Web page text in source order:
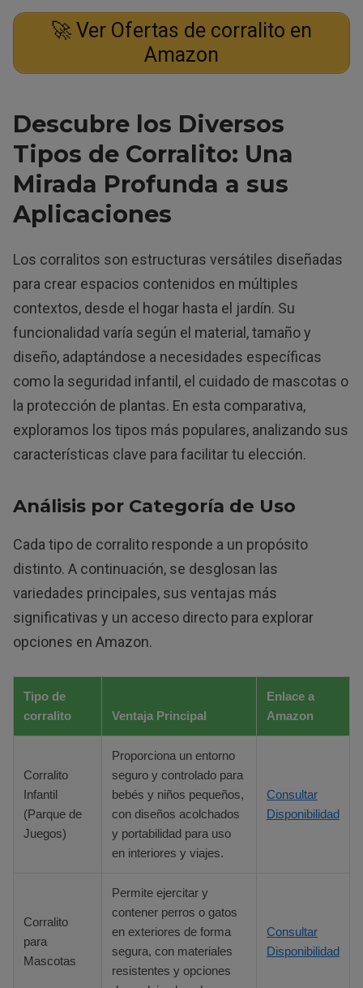
🚀 Ver Ofertas de corralito en
Amazon
Descubre los Diversos
Tipos de Corralito: Una
Mirada Profunda a sus
Aplicaciones
Los corralitos son estructuras versátiles diseñadas
para crear espacios contenidos en múltiples
contextos, desde el hogar hasta el jardín. Su
funcionalidad varía según el material, tamaño y
diseño, adaptándose a necesidades específicas
como la seguridad infantil, el cuidado de mascotas o
la protección de plantas. En esta comparativa,
exploramos los tipos más populares, analizando sus
características clave para facilitar tu elección.
Análisis por Categoría de Uso
Cada tipo de corralito responde a un propósito
distinto. A continuación, se desglosan las
variedades principales, sus ventajas más
significativas y un acceso directo para explorar
opciones en Amazon.
Tipo de
corralito
Ventaja Principal
Enlace a
Amazon
Corralito
Infantil
(Parque de
Juegos)
Proporciona un entorno
seguro y controlado para
bebés y niños pequeños,
con diseños acolchados
y portabilidad para uso
en interiores y viajes.
Consultar
Disponibilidad
Corralito
para
Mascotas
Permite ejercitar y
contener perros o gatos
en exteriores de forma
segura, con materiales
resistentes y opciones
Consultar
Disponibilidad